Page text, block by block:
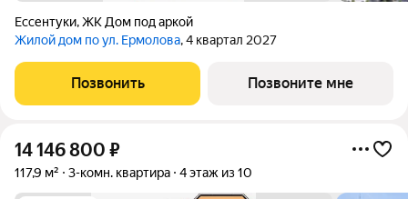
Ессентуки,ЖК Дом под аркой
Жилой дом по ул. Ермолова, 4 квартал 2027
Позвонить Позвоните мне
14 146 800 ₽
117,9 м² 3-комн. квартира 4 этаж из 10